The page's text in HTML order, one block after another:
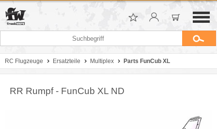
RC Flugzeuge Ersatzteile Multiplex Parts FunCub XL
RR Rumpf - FunCub XL ND